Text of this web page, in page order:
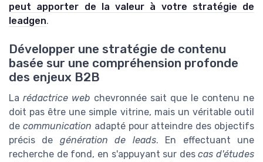
peut apporter de la valeur à votre stratégie de
leadgen.
Développer une stratégie de contenu
basée sur une compréhension profonde
des enjeux B2B
La rédactrice web chevronnée sait que le contenu ne
doit pas être une simple vitrine, mais un véritable outil
de communication adapté pour atteindre des objectifs
précis de génération de leads. En effectuant une
recherche de fond, en s'appuyant sur descas d'études